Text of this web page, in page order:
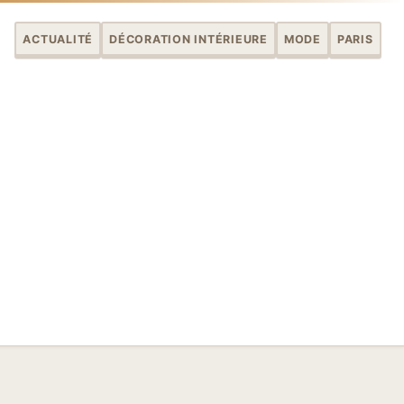
ACTUALITÉ DÉCORATION INTÉRIEURE MODE PARIS